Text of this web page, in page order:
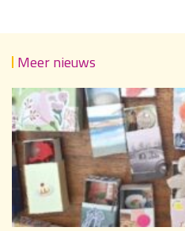
Meer nieuws